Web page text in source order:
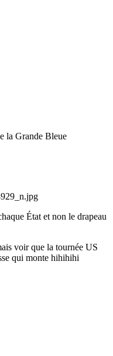
la Grande Bleue
État et non le drapeau
voir que la tournée US
qui monte hihihihi